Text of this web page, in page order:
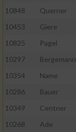
10848
Querner
10453
Giere
10825
Pagel
10297
Bergemann
10354
Name
10286
Bauer
10349
Centner
10268
Ade